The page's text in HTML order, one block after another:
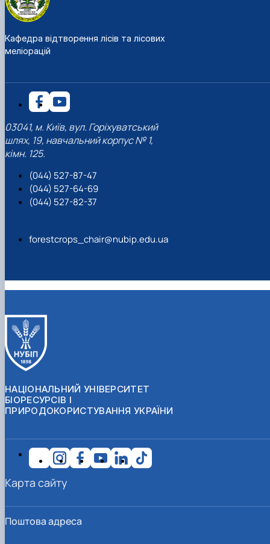
Кафедра відтворення лісів та лісових
меліорацій
03041, м. Київ, вул. Горіхуватський
шлях, 19, навчальний корпус № 1,
кімн. 125.
(044) 527-87-47
(044) 527-64-69
(044) 527-82-37
forestcrops_chair@nubip.edu.ua
НАЦІОНАЛЬНИЙ УНІВЕРСИТЕТ
БІОРЕСУРСІВ І
ПРИРОДОКОРИСТУВАННЯ УКРАЇНИ
Поштова адреса
Карта сайту